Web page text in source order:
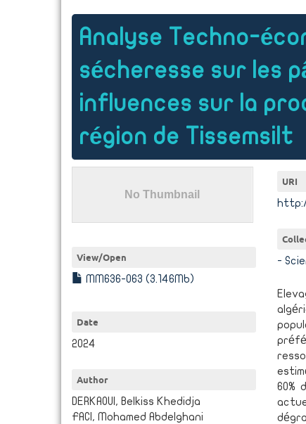
Analyse Techno-
sécheresse sur les
influences sur la
région de Tissemsilt
View/Open
MM636-063 (3.146Mb)
Date
2024
Author
DERKAOUI, Belkiss Khedidja
FACI, Mohamed Abdelghani
URI
-
60%